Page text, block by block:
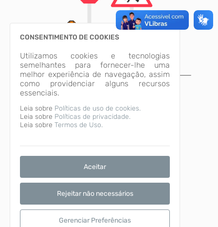
A página não foi
encontrada!
Desculpe, a página que você procura não
existe ou está em manutenção.
CONSENTIMENTO DE COOKIES
Utilizamos cookies e tecnologias
semelhantes para fornecer-lhe uma
melhor experiência de navegação, assim
como providenciar alguns recursos
essenciais.
Leia sobre Políticas de uso de cookies.
Leia sobre Políticas de privacidade.
Leia sobre Termos de Uso.
Aceitar
Rejeitar não necessários
Gerenciar Preferências